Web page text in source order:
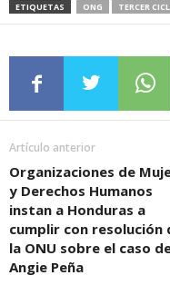
ETIQUETAS ONG TERCER
Artículo anterior
Organizaciones de
y Derechos Humanos
instan a Honduras a
cumplir con resolución
la ONU sobre el caso
Angie Peña